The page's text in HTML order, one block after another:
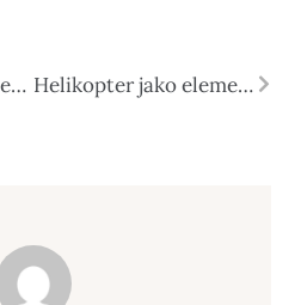
Damskie okulary przeciwsłoneczne do twarzy kwadratowej – Jak dobrać idealny model? Helikopter jako element wow! – tworzenie niezapomnianych wrażeń